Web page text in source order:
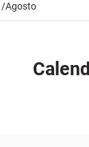
/Agosto